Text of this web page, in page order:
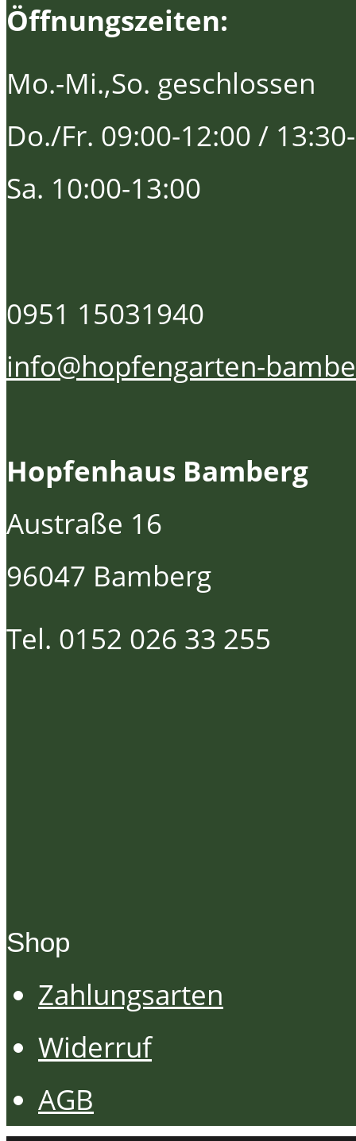
Öffnungszeiten:
Mo.-Mi.,So. geschlossen
Do./Fr. 09:00-12:00 /
Sa. 10:00-13:00
0951 15031940
info@hopfengarten-
Hopfenhaus Bamberg
Austraße 16
96047 Bamberg
Tel. 0152 026 33 255
Shop
Zahlungsarten
Widerruf
AGB